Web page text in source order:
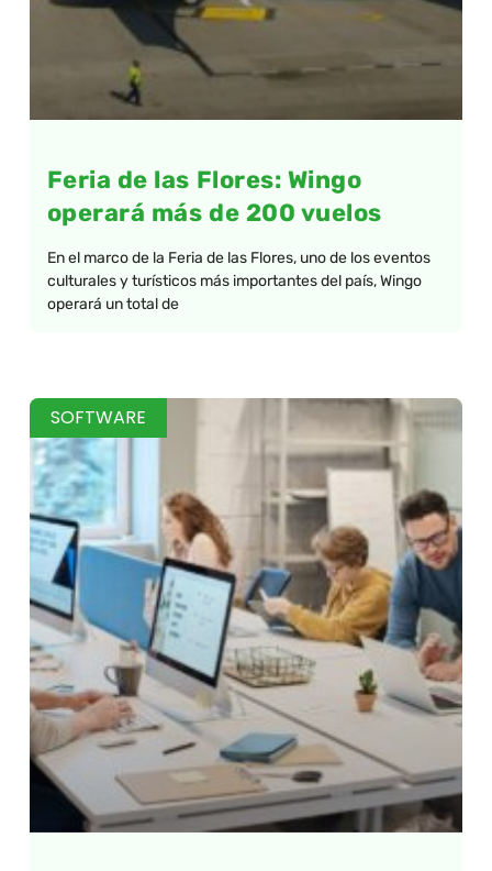
Feria de las Flores: Wingo
operará más de 200 vuelos
En el marco de la Feria de las Flores, uno de los eventos
culturales y turísticos más importantes del país, Wingo
operará un total de
SOFTWARE